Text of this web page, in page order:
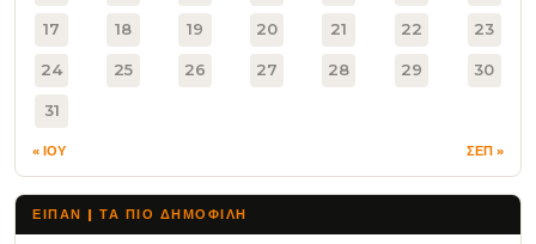
17 18 19 20 21 22 23
24 25 26 27 28 29 30
31
« ΙΟΥ ΣΕΠ »
ΕΙΠΑΝ | ΤΑ ΠΙΟ ΔΗΜΟΦΙΛΉ